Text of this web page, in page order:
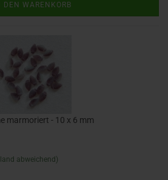
DEN WARENKORB
marmoriert - 10 x 6 mm
abweichend)